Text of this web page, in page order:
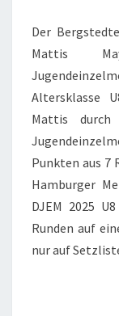
Der
Mattis
Altersklasse
Mattis
Punkten aus 7
Hamburger
DJEM 2025
Runden auf
nur auf